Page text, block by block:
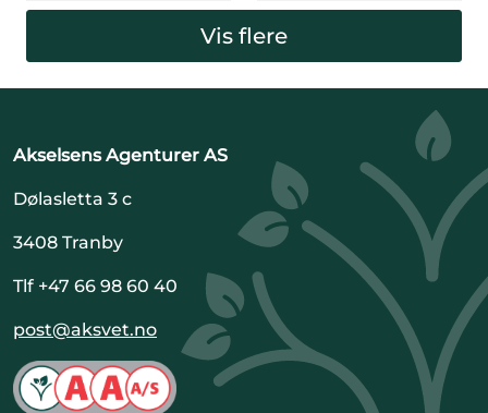
Vis flere
Akselsens Agenturer AS
Dølasletta 3 c
3408 Tranby
Tlf +47 66 98 60 40
post@aksvet.no